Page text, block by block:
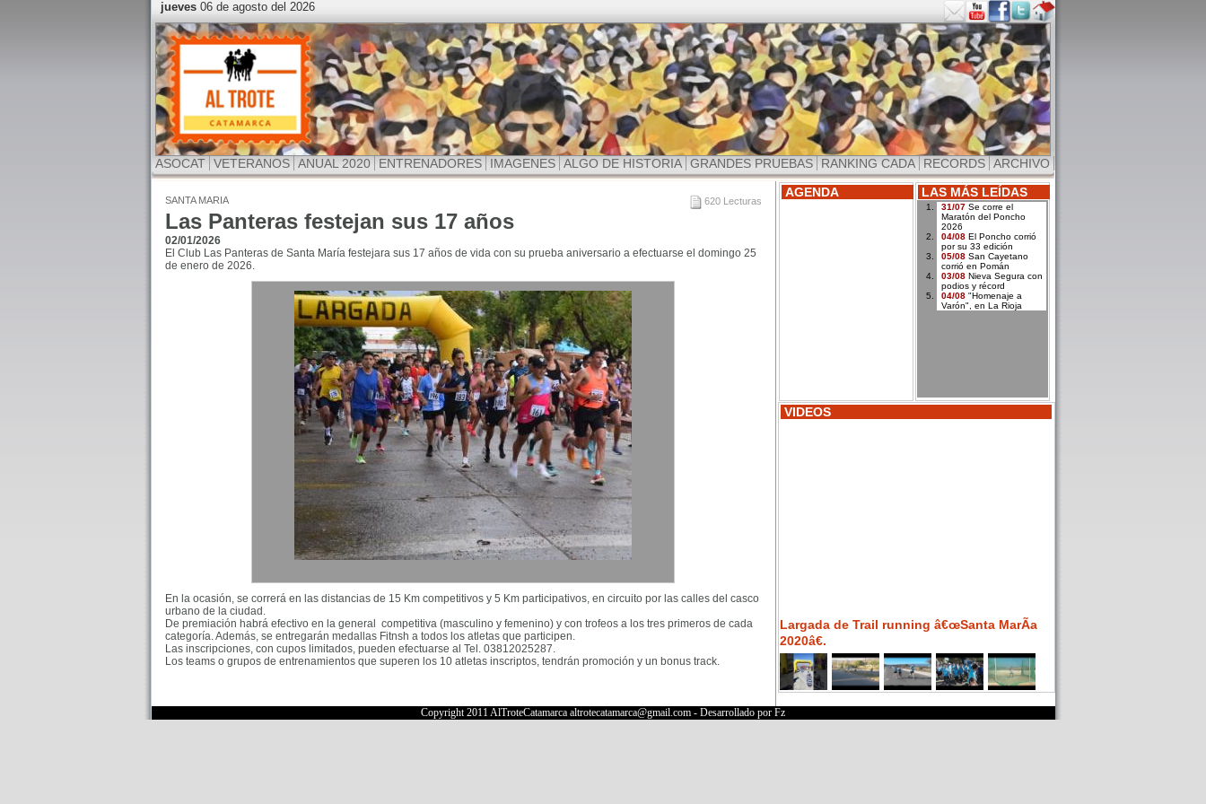
jueves06 de agosto del 2026
ASOCAT VETERANOS ANUAL 2020 ENTRENADORES IMAGENES ALGO DE HISTORIA GRANDES PRUEBAS RANKING CADA RECORDS ARCHIVO
SANTA MARIA 620 Lecturas
Las Panteras festejan sus 17 años
02/01/2026
El Club Las Panteras de Santa María festejara sus 17 años de vida con su prueba aniversario a efectuarse el domingo 25
de enero de 2026.
En la ocasión, se correrá en las distancias de 15 Km competitivos y 5 Km participativos, en circuito por las calles del casco
urbano de la ciudad.
De premiación habrá efectivo en la general competitiva (masculino y femenino) y con trofeos a los tres primeros de cada
categoría. Además, se entregarán medallas Fitnsh a todos los atletas que participen.
Las inscripciones, con cupos limitados, pueden efectuarse al Tel. 03812025287.
Los teams o grupos de entrenamientos que superen los 10 atletas inscriptos, tendrán promoción y un bonus track.
AGENDA LAS MÁS LEÍDAS
31/07 Se corre el
Maratón del Poncho
2026
04/08 El Poncho corrió
por su 33 edición
05/08 San Cayetano
corrió en Pomán
03/08 Nieva Segura con
podios y récord
04/08 "Homenaje a
Varón", en La Rioja
VIDEOS
Largada de Trail running â€œSanta MarÃ­a
2020â€.
Copyright 2011 AlTroteCatamarca altrotecatamarca@gmail.com - Desarrollado por Fz